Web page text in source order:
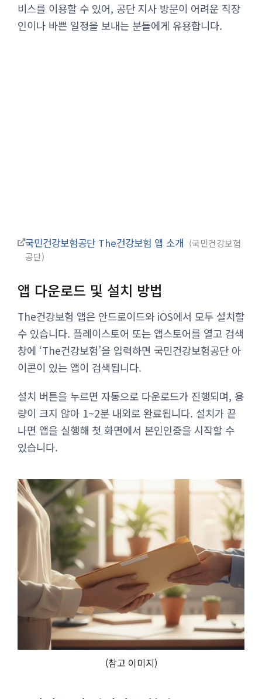
비스를 이용할 수 있어, 공단 지사 방문이 어려운 직장
인이나 바쁜 일정을 보내는 분들에게 유용합니다.
국민건강보험공단 The건강보험 앱 소개
국민건강보험
공단
앱 다운로드 및 설치 방법
The건강보험 앱은 안드로이드와 iOS에서 모두 설치할
수 있습니다. 플레이스토어 또는 앱스토어를 열고 검색
창에 ‘The건강보험’을 입력하면 국민건강보험공단 아
이콘이 있는 앱이 검색됩니다.
설치 버튼을 누르면 자동으로 다운로드가 진행되며, 용
량이 크지 않아 1~2분 내외로 완료됩니다. 설치가 끝
나면 앱을 실행해 첫 화면에서 본인인증을 시작할 수
있습니다.
(참고 이미지)